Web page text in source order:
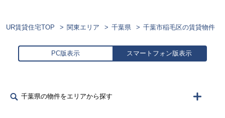
UR賃貸住宅TOP 関東エリア 千葉県 千葉市稲毛区の賃貸物件
PC版表示 スマートフォン版表示
千葉県の物件をエリアから探す